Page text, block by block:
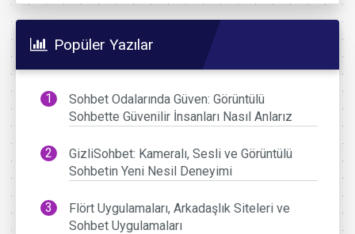
Popüler Yazılar
Sohbet Odalarında Güven: Görüntülü
Sohbette Güvenilir İnsanları Nasıl Anlarız
GizliSohbet: Kameralı, Sesli ve Görüntülü
Sohbetin Yeni Nesil Deneyimi
Flört Uygulamaları, Arkadaşlık Siteleri ve
Sohbet Uygulamaları